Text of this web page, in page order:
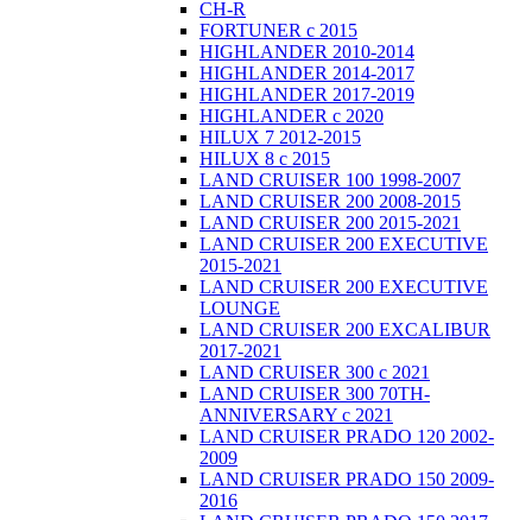
CH-R
FORTUNER с 2015
HIGHLANDER 2010-2014
HIGHLANDER 2014-2017
HIGHLANDER 2017-2019
HIGHLANDER с 2020
HILUX 7 2012-2015
HILUX 8 с 2015
LAND CRUISER 100 1998-2007
LAND CRUISER 200 2008-2015
LAND CRUISER 200 2015-2021
LAND CRUISER 200 EXECUTIVE
2015-2021
LAND CRUISER 200 EXECUTIVE
LOUNGE
LAND CRUISER 200 EXCALIBUR
2017-2021
LAND CRUISER 300 с 2021
LAND CRUISER 300 70TH-
ANNIVERSARY с 2021
LAND CRUISER PRADO 120 2002-
2009
LAND CRUISER PRADO 150 2009-
2016